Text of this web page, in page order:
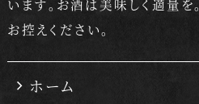
います。 お酒は美味しく適量を
お控えください。
ホーム